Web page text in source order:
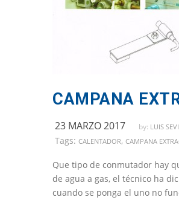
CAMPANA
23 MARZO 2017 by: LUIS
Tags: CALENTADOR, CAMPANA
Que tipo de conmutador hay
de agua a gas, el técnico ha
cuando se ponga el uno no